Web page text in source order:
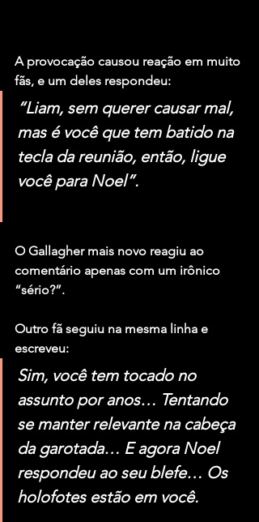
A provocação causou reação em muito
fãs, e um deles respondeu:
“Liam, sem querer causar mal,
mas é você que tem batido na
tecla da reunião, então, ligue
você para Noel”.
O Gallagher mais novo reagiu ao
comentário apenas com um irônico
“sério?”.
Outro fã seguiu na mesma linha e
escreveu:
Sim, você tem tocado no
assunto por anos… Tentando
se manter relevante na cabeça
da garotada… E agora Noel
respondeu ao seu blefe… Os
holofotes estão em você.